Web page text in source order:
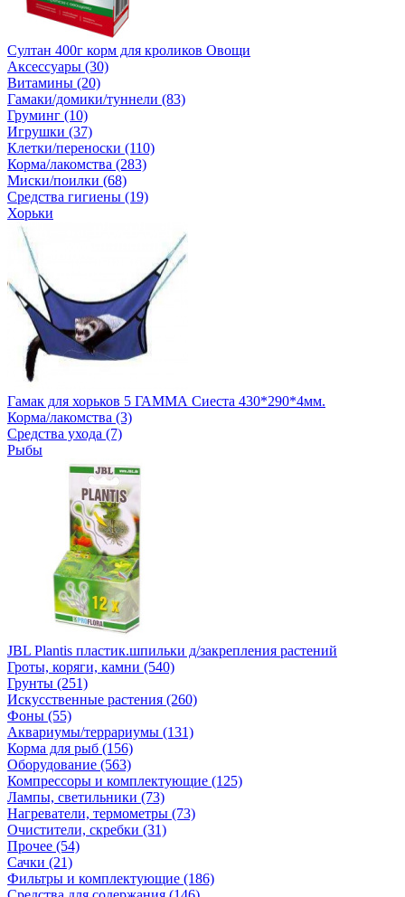
Султан 400г корм для кроликов Овощи
Аксессуары (30)
Витамины (20)
Гамаки/домики/туннели (83)
Груминг (10)
Игрушки (37)
Клетки/переноски (110)
Корма/лакомства (283)
Миски/поилки (68)
Средства гигиены (19)
Хорьки
Гамак для хорьков 5 ГАММА Сиеста 430*290*4мм.
Корма/лакомства (3)
Средства ухода (7)
Рыбы
JBL Plantis пластик.шпильки д/закрепления растений
Гроты, коряги, камни (540)
Грунты (251)
Искусственные растения (260)
Фоны (55)
Аквариумы/террариумы (131)
Корма для рыб (156)
Оборудование (563)
Компрессоры и комплектующие (125)
Лампы, светильники (73)
Нагреватели, термометры (73)
Очистители, скребки (31)
Прочее (54)
Сачки (21)
Фильтры и комплектующие (186)